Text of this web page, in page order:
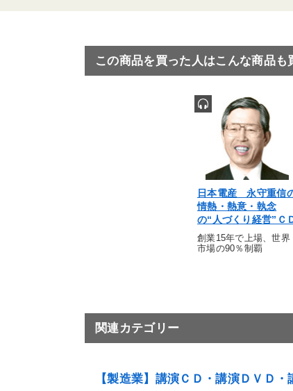
この商品を買った人はこんな商品も
日本電産 永守重信
情熱・熱意・執念
の“人づくり経営”Ｃ
創業15年で上場、世界
市場の90％制覇
関連カテゴリー
【製造業】講演ＣＤ・講演ＤＶＤ・